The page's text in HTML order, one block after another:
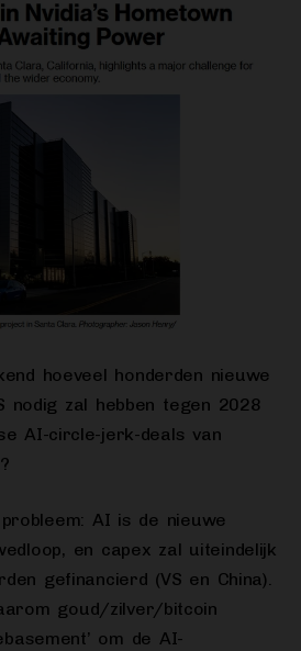
hoeveel honderden nieuwe
nodig zal hebben tegen 2028
AI-circle-jerk-deals van
AI is de nieuwe
en capex zal uiteindelijk
gefinancierd (VS en China).
goud/zilver/bitcoin
om de AI-